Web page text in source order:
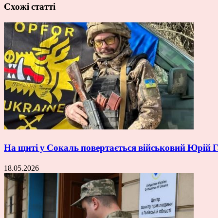
Схожі статті
На щиті у Сокаль повертається військовий Юрій
18.05.2026